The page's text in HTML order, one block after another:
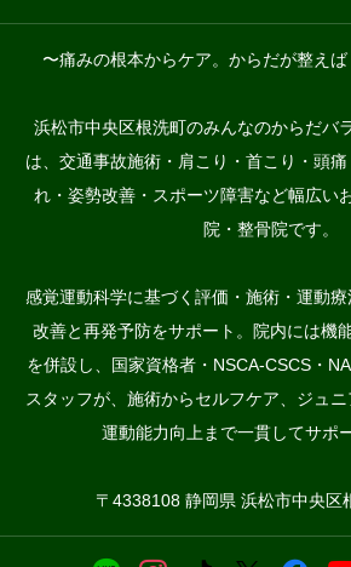
〜痛みの根本からケア。からだが整え
浜松市中央区根洗町のみんなのからだバ
は、交通事故施術・肩こり・首こり・頭
れ・姿勢改善・スポーツ障害など幅広い
院・整骨院です。
感覚運動科学に基づく評価・施術・運動
改善と再発予防をサポート。院内には機
を併設し、国家資格者・NSCA-CSCS・
スタッフが、施術からセルフケア、ジュ
運動能力向上まで一貫してサポ
〒4338108 静岡県 浜松市中央区